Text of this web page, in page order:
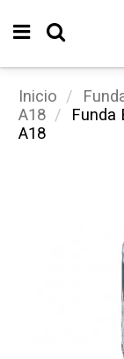
Inicio
A18
Funda
A18